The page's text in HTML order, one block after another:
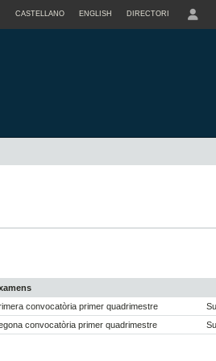
CASTELLANO ENGLISH DIRECTORI
convocatòria primer quadrimestre
convocatòria primer quadrimestre